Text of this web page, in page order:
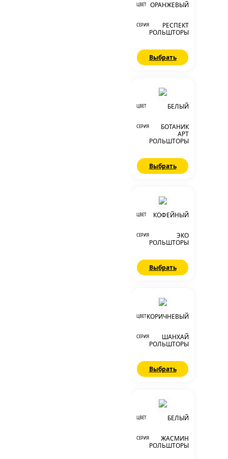
ЦВЕТ ОРАНЖЕВЫЙ
СЕРИЯ
РЕСПЕКТ
РОЛЬШТОРЫ
Выбрать
ЦВЕТ БЕЛЫЙ
СЕРИЯ
БОТАНИК
АРТ
РОЛЬШТОРЫ
Выбрать
ЦВЕТ КОФЕЙНЫЙ
СЕРИЯ
ЭКО
РОЛЬШТОРЫ
Выбрать
ЦВЕТКОРИЧНЕВЫЙ
СЕРИЯ
ШАНХАЙ
РОЛЬШТОРЫ
Выбрать
ЦВЕТ БЕЛЫЙ
СЕРИЯ
ЖАСМИН
РОЛЬШТОРЫ